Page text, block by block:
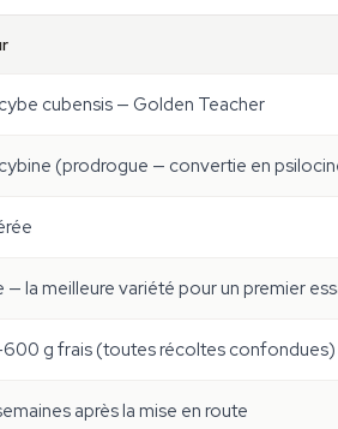
cubensis — Golden Teacher
(prodrogue — convertie en
— la meilleure variété pour un premier
g frais (toutes récoltes confondues)
après la mise en route